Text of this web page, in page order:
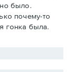
было.
почему-то
гонка была.